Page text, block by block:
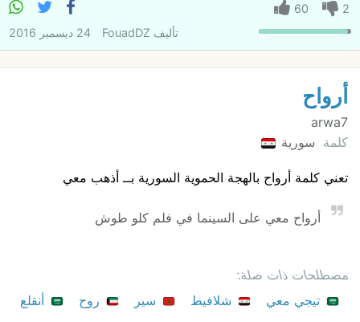
2
60
تأليف FouadDZ 24 ديسمبر 2016
أرواح
arwa7
كلمة سورية
تعني كلمة أرواح بالهجة الحموية السورية بــ أذهب معي
أرواح معي على السينما في فلم كلو طوش
مصطلحات ذات صلة:
تيجي معي
شلافيط سير روح
أنقلع